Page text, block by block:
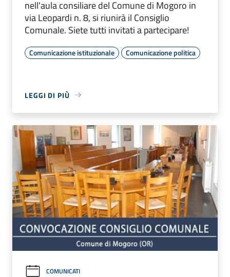
nell'aula consiliare del Comune di Mogoro in
via Leopardi n. 8, si riunirà il Consiglio
Comunale. Siete tutti invitati a partecipare!
Comunicazione istituzionale Comunicazione politica
LEGGI DI PIÙ
COMUNICATI